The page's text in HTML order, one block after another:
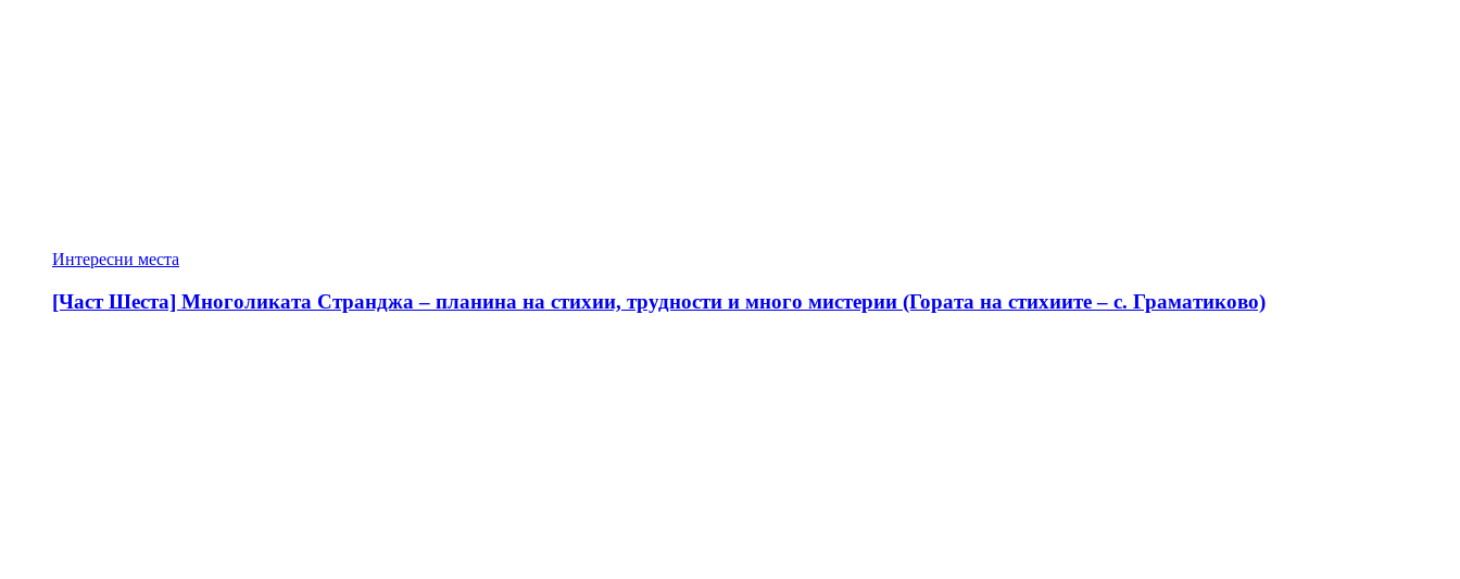
Интересни места
[Част Шеста] Многоликата Странджа – планина на стихии, трудности и много мистерии (Гората на стихиите – с. Граматиково)